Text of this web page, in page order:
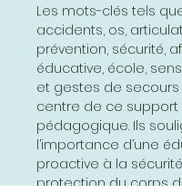
Les mots-clés tels
accidents, os,
prévention, sécurité,
éducative, école,
et gestes de secours
centre de ce support
pédagogique. Ils
l’importance d’une
proactive à la
protection du corps